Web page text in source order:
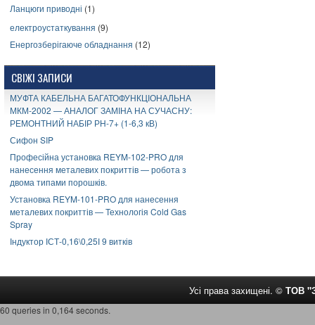
Ланцюги приводні (1)
електроустаткування (9)
Енергозберігаюче обладнання (12)
СВІЖІ ЗАПИСИ
МУФТА КАБЕЛЬНА БАГАТОФУНКЦІОНАЛЬНА
МКМ-2002 — АНАЛОГ ЗАМІНА НА СУЧАСНУ:
РЕМОНТНИЙ НАБІР РН-7+ (1-6,3 кВ)
Сифон SIP
Професійна установка REYM-102-PRO для
нанесення металевих покриттів — робота з
двома типами порошків.
Установка REYM-101-PRO для нанесення
металевих покриттів — Технологія Cold Gas
Spray
Індуктор ІСТ-0,16\0,25І 9 витків
Усі права захищені. © ТОВ
60 queries in 0,164 seconds.